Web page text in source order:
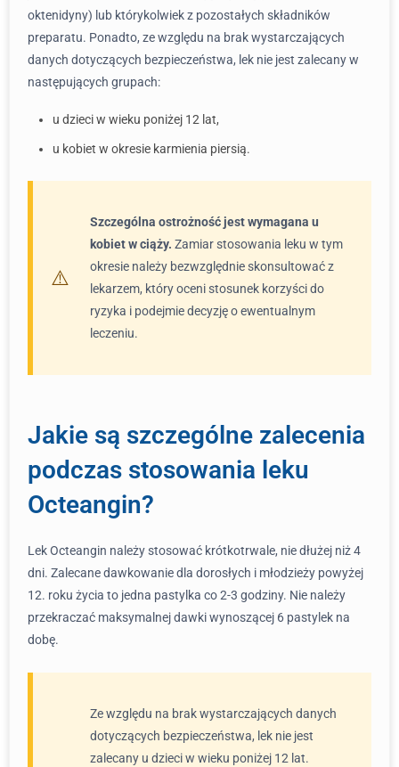
oktenidyny) lub którykolwiek z pozostałych składników
preparatu. Ponadto, ze względu na brak wystarczających
danych dotyczących bezpieczeństwa, lek nie jest zalecany w
następujących grupach:
u dzieci w wieku poniżej 12 lat,
u kobiet w okresie karmienia piersią.
Szczególna ostrożność jest wymagana u
kobiet w ciąży. Zamiar stosowania leku w tym
okresie należy bezwzględnie skonsultować z
lekarzem, który oceni stosunek korzyści do
ryzyka i podejmie decyzję o ewentualnym
leczeniu.
Jakie są szczególne zalecenia
podczas stosowania leku
Octeangin?
Lek Octeangin należy stosować krótkotrwale, nie dłużej niż 4
dni. Zalecane dawkowanie dla dorosłych i młodzieży powyżej
12. roku życia to jedna pastylka co 2-3 godziny. Nie należy
przekraczać maksymalnej dawki wynoszącej 6 pastylek na
dobę.
Ze względu na brak wystarczających danych
dotyczących bezpieczeństwa, lek nie jest
zalecany u dzieci w wieku poniżej 12 lat.